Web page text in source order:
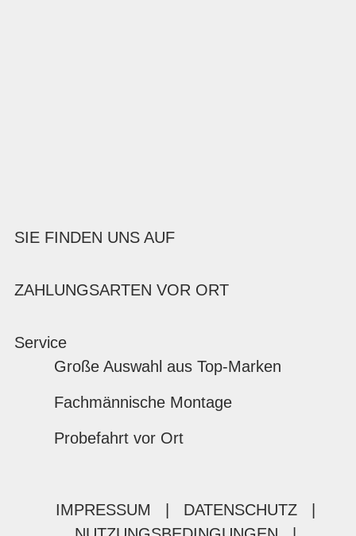
SIE FINDEN UNS AUF
ZAHLUNGSARTEN VOR ORT
Service
Große Auswahl aus Top-Marken
Fachmännische Montage
Probefahrt vor Ort
IMPRESSUM DATENSCHUTZ